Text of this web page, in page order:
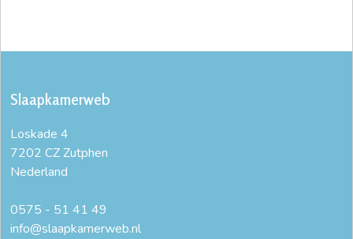
Slaapkamerweb
Loskade 4
7202 CZ Zutphen
Nederland
0575 - 51 41 49
info@slaapkamerweb.nl